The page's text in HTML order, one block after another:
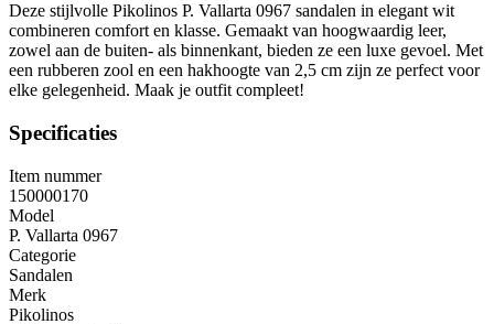
Deze stijlvolle Pikolinos P. Vallarta 0967 sandalen in elegant wit
combineren comfort en klasse. Gemaakt van hoogwaardig leer,
zowel aan de buiten- als binnenkant, bieden ze een luxe gevoel. Met
een rubberen zool en een hakhoogte van 2,5 cm zijn ze perfect voor
elke gelegenheid. Maak je outfit compleet!
Specificaties
Item nummer
150000170
Model
P. Vallarta 0967
Categorie
Sandalen
Merk
Pikolinos